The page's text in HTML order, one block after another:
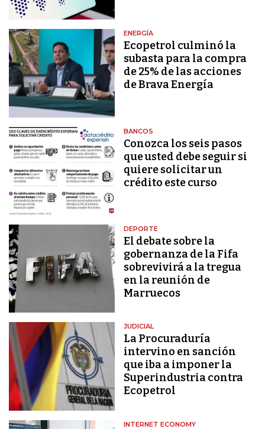
ENERGÍA
Ecopetrol culminó la
subasta para la compra
de 25% de las acciones
de Brava Energía
BANCOS
Conozca los seis pasos
que usted debe seguir si
quiere solicitar un
crédito este curso
DEPORTE
El debate sobre la
gobernanza de la Fifa
sobrevivirá a la tregua
en la reunión de
Marruecos
JUDICIAL
La Procuraduría
intervino en sanción
que iba a imponer la
Superindustria contra
Ecopetrol
INTERNET ECONOMY